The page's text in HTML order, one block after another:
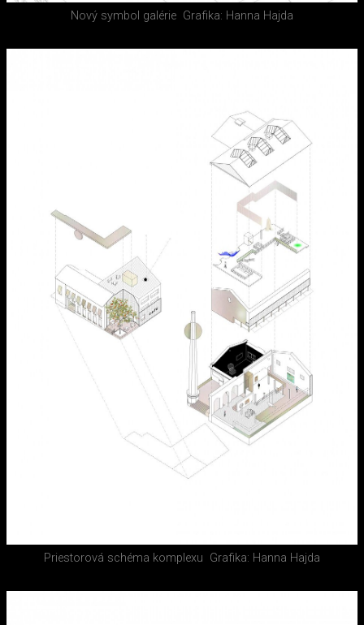
Nový symbol galérie Grafika: Hanna Hajda
Priestorová schéma komplexu Grafika: Hanna Hajda